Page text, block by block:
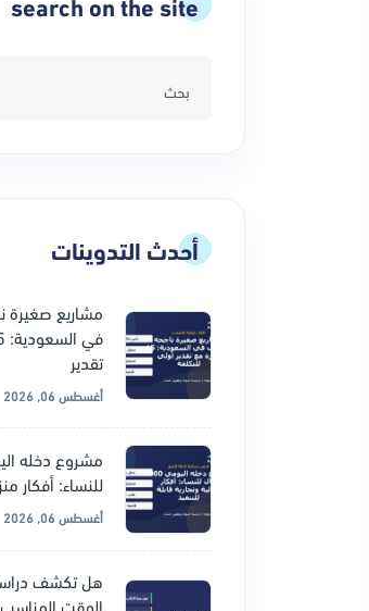
أحدث التدوينات
مشاريع صغيرة
تقدير
أغسطس 06, 2026
للنساء: أفكار
أغسطس 06, 2026
هل تكشف
الوقت